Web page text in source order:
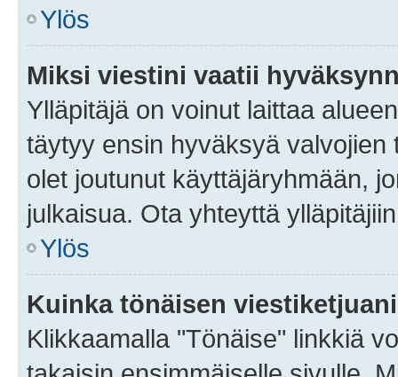
Ylös
Miksi viestini vaatii
Ylläpitäjä on voinut laittaa
täytyy ensin hyväksyä
olet joutunut käyttäjäryhmään,
julkaisua. Ota yhteyttä
Ylös
Kuinka tönäisen
Klikkaamalla "Tönäise" linkkiä